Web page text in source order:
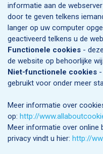
informatie aan de
door te geven telkens
langer op uw computer
geactiveerd telkens u de
Functionele cookies -
de website op behoorlijke
Niet-functionele cookies
gebruikt voor onder meer
Meer informatie over
op: http://
Meer informatie over online
privacy vindt u hier: http://